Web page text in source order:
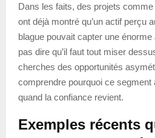
Dans les faits, des projets
ont déjà montré qu’un actif perçu
blague pouvait capter une
pas dire qu’il faut tout miser
cherches des opportunités
comprendre pourquoi ce segment
quand la confiance revient.
Exemples récents